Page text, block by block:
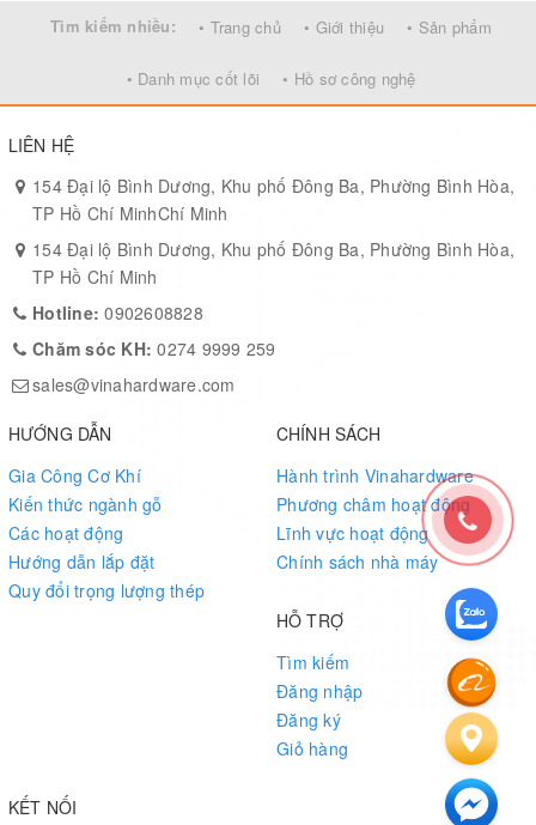
Tìm kiếm nhiều: • Trang chủ • Giới thiệu • Sản phẩm
• Danh mục cốt lõi • Hồ sơ công nghệ
LIÊN HỆ
154 Đại lộ Bình Dương, Khu phố Đông Ba, Phường Bình Hòa,
TP Hồ Chí MinhChí Minh
154 Đại lộ Bình Dương, Khu phố Đông Ba, Phường Bình Hòa,
TP Hồ Chí Minh
Hotline:0902608828
Chăm sóc KH:0274 9999 259
sales@vinahardware.com
HƯỚNG DẪN
Gia Công Cơ Khí
Kiến thức ngành gỗ
Các hoạt động
Hướng dẫn lắp đặt
Quy đổi trọng lượng thép
CHÍNH SÁCH
Hành trình Vinahardware
Phương châm hoạt động
Lĩnh vực hoạt động
Chính sách nhà máy
HỖ TRỢ
Tìm kiếm
Đăng nhập
Đăng ký
Giỏ hàng
KẾT NỐI